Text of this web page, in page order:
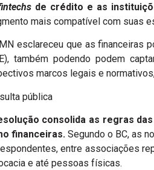
de crédito e as
mais compatível com suas
esclareceu que as financeiras
também podendo podem
marcos legais e
pública
consolida as regras
financeiras. Segundo o BC, as
entre associações
e até pessoas físicas.